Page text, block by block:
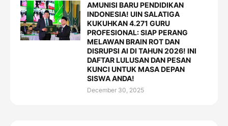
AMUNISI BARU PENDIDIKAN
INDONESIA! UIN SALATIGA
KUKUHKAN 4.271 GURU
PROFESIONAL: SIAP PERANG
MELAWAN BRAIN ROT DAN
DISRUPSI AI DI TAHUN 2026! INI
DAFTAR LULUSAN DAN PESAN
KUNCI UNTUK MASA DEPAN
SISWA ANDA!
December 30, 2025